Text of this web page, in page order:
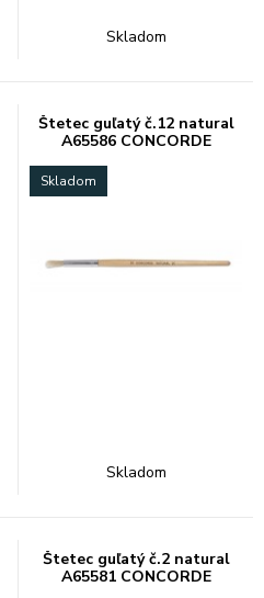
Skladom
Štetec guľatý č.12 natural
A65586 CONCORDE
Skladom
Skladom
Štetec guľatý č.2 natural
A65581 CONCORDE